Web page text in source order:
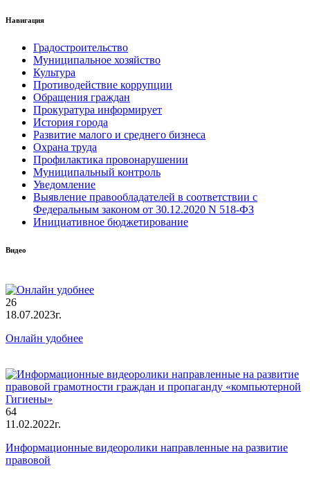
Навигация
Градостроительство
Муниципальное хозяйство
Культура
Противодействие коррупции
Обращения граждан
Прокуратура информирует
История города
Развитие малого и среднего бизнеса
Охрана труда
Профилактика провонарушении
Муниципальный контроль
Уведомление
Выявление правообладателей в соответствии с
Федеральным законом от 30.12.2020 N 518-ФЗ
Инициативное бюджетирование
Видео
26
18.07.2023г.
Онлайн удобнее
64
11.02.2022г.
Информационные видеоролики направленные на развитие
правовой